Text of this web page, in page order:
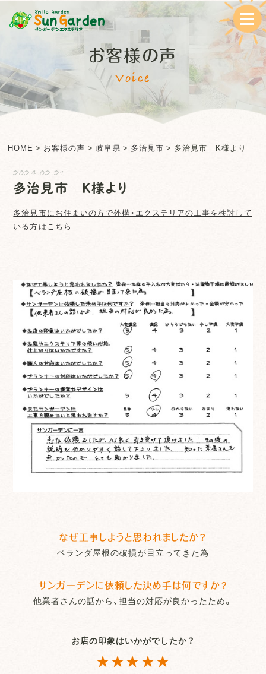
お客様の声
Voice
HOME > お客様の声 > 岐阜県 > 多治見市 > 多治見市 K様より
2024.02.21
多治見市 K様より
多治見市にお住まいの方で外構・エクステリアの工事を検討して
いる方はこちら
なぜ工事しようと思われましたか？
ベランダ屋根の破損が目立ってきた為
サンガーデンに依頼した決め手は何ですか？
他業者さんの話から、担当の対応が良かったため。
お店の印象はいかがでしたか？
★★★★★